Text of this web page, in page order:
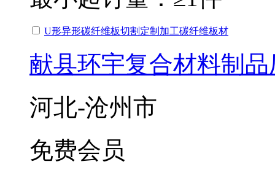
U形异形碳纤维板切割定制加工碳纤维板材
献县环宇复合材料制品
河北-沧州市
免费会员